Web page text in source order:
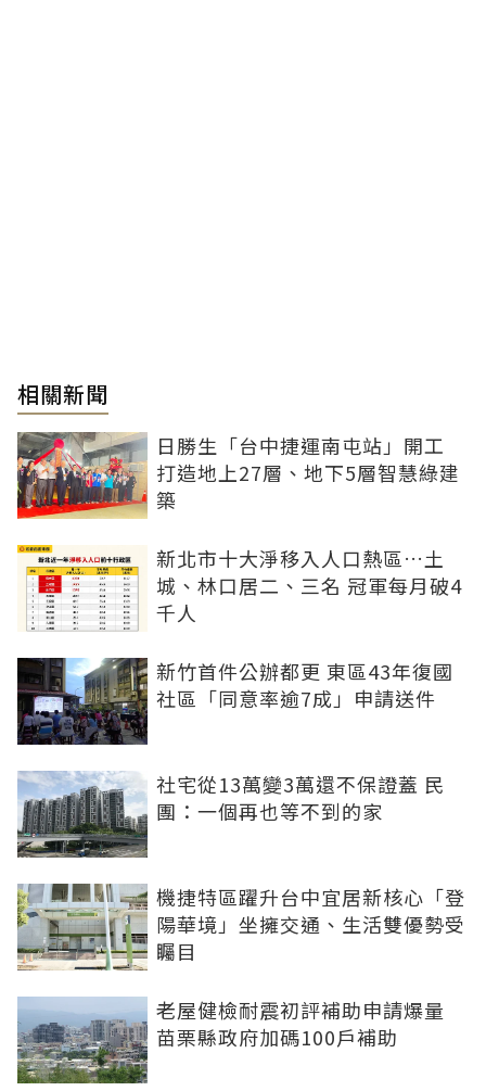
相關新聞
日勝生「台中捷運南屯站」開工
打造地上27層、地下5層智慧綠建
築
新北市十大淨移入人口熱區…土
城、林口居二、三名 冠軍每月破4
千人
新竹首件公辦都更 東區43年復國
社區「同意率逾7成」申請送件
社宅從13萬變3萬還不保證蓋 民
團：一個再也等不到的家
機捷特區躍升台中宜居新核心「登
陽華境」坐擁交通、生活雙優勢受
矚目
老屋健檢耐震初評補助申請爆量
苗栗縣政府加碼100戶補助